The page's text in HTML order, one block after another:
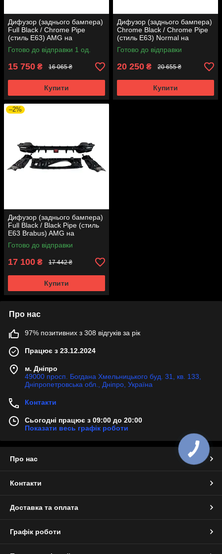
Дифузор (заднього бампера)
Full Black / Chrome Pipe
(стиль E63) AMG на
Mercedes-Benz E-Class W213
2016-2020 року
Готово до відправки 1 од.
15 750 ₴ 16 065 ₴
Купити
Дифузор (заднього бампера)
Chrome Black / Chrome Pipe
(стиль E63) Normal на
Mercedes-Benz E-Class W213
2016-2020 року
Готово до відправки
20 250 ₴ 20 655 ₴
Купити
–2%
Дифузор (заднього бампера)
Full Black / Black Pipe (стиль
E63 Brabus) AMG на
Mercedes-Benz E-Class W213
2016-2020 року
Готово до відправки
17 100 ₴ 17 442 ₴
Купити
Про нас
97% позитивних з 308 відгуків за рік
Працює з 23.12.2024
м. Дніпро
49000 просп. Богдана Хмельницького буд. 31, кв. 133,
Дніпропетровська обл., Дніпро, Україна
Контакти
Сьогодні працює з 09:00 до 20:00
Показати весь графік роботи
Про нас
Контакти
Доставка та оплата
Графік роботи
КНОПКА
ЗВ'ЯЗКУ